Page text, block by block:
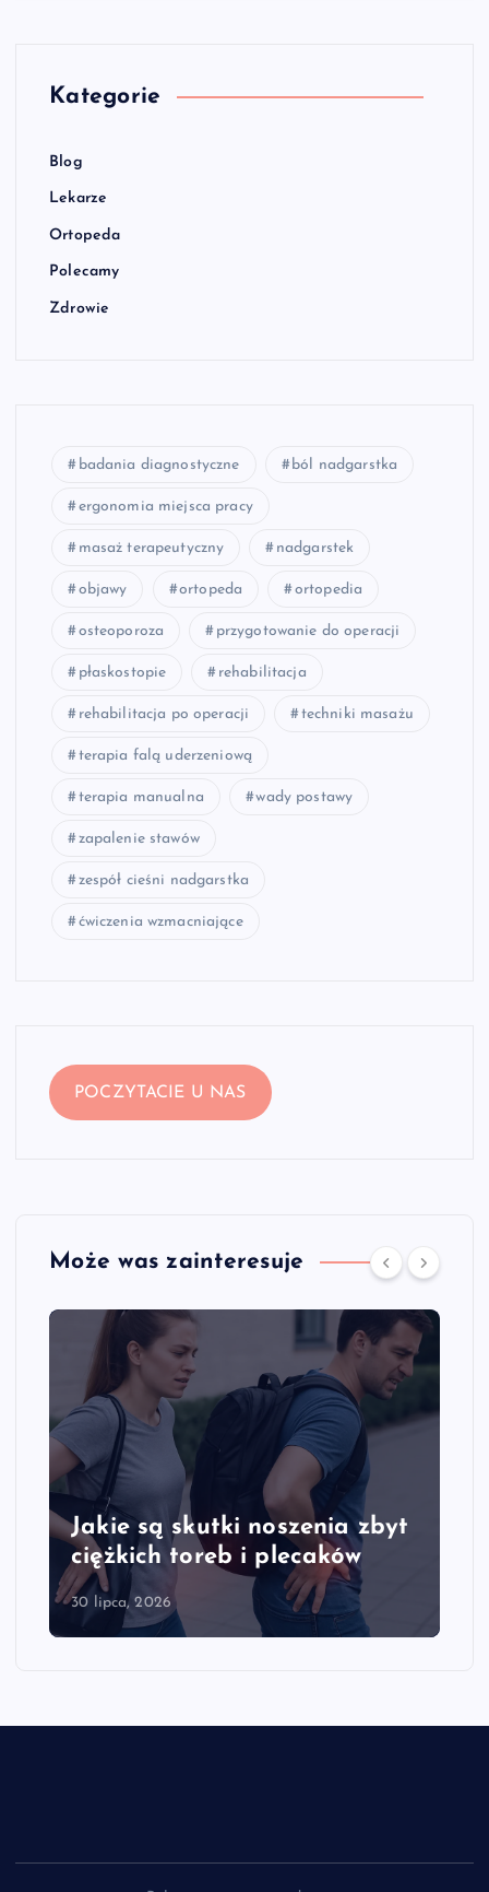
Kategorie
Blog
Lekarze
Ortopeda
Polecamy
Zdrowie
badania diagnostyczne ból nadgarstka
ergonomia miejsca pracy
masaż terapeutyczny nadgarstek
objawy ortopeda ortopedia
osteoporoza przygotowanie do operacji
płaskostopie rehabilitacja
rehabilitacja po operacji techniki masażu
terapia falą uderzeniową
terapia manualna wady postawy
zapalenie stawów
zespół cieśni nadgarstka
ćwiczenia wzmacniające
POCZYTACIE U NAS
Może was zainteresuje
Jakie są objawy przeciążenia
kręgosłupa szyjnego
28 lipca, 2026